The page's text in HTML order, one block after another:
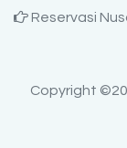
Reservasi
Copyright ©